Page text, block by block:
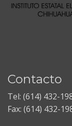
Contacto
Tel: (614) 432-
Fax: (614) 432-